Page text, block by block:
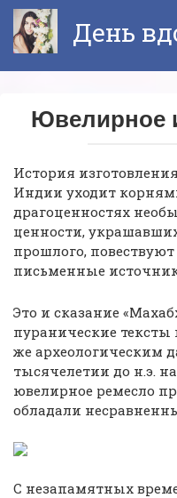
Перейти
контенту
День
Ювелирное
История
Индии уходит
драгоценностях
ценности,
прошлого,
письменные
Это и сказание
пуранические тексты
же археологическим
тысячелетии до н.э.
ювелирное ремесло
обладали
С незапамятных